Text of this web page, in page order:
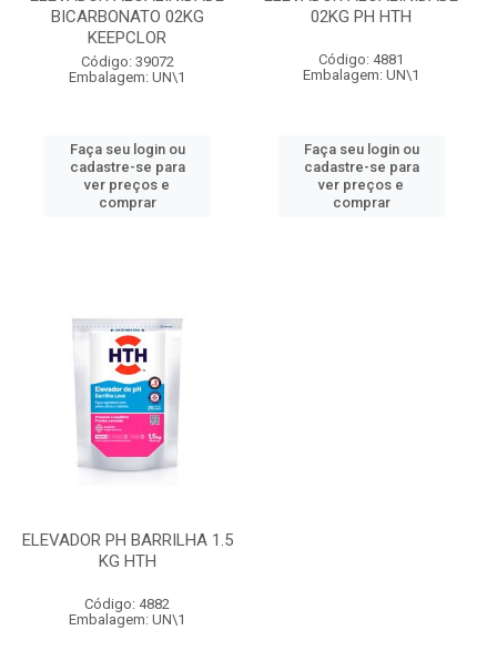
BICARBONATO 02KG
KEEPCLOR
Código: 39072
Embalagem: UN\1
Faça seu login ou
cadastre-se para
ver preços e
comprar
02KG PH HTH
Código: 4881
Embalagem: UN\1
Faça seu login ou
cadastre-se para
ver preços e
comprar
ELEVADOR PH BARRILHA 1.5
KG HTH
Código: 4882
Embalagem: UN\1